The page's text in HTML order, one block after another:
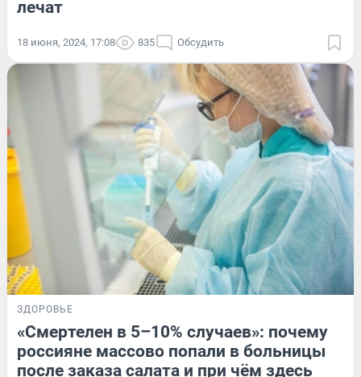
лечат
18 июня, 2024, 17:08 835 Обсудить
ЗДОРОВЬЕ
«Смертелен в 5–10% случаев»: почему
россияне массово попали в больницы
после заказа салата и при чём здесь